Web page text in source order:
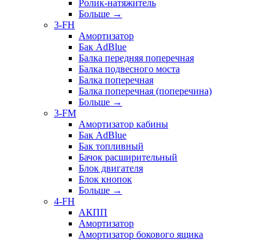
Ролик-натяжитель
Больше →
3-FH
Амортизатор
Бак AdBlue
Балка передняя поперечная
Балка подвесного моста
Балка поперечная
Балка поперечная (поперечина)
Больше →
3-FM
Амортизатор кабины
Бак AdBlue
Бак топливный
Бачок расширительный
Блок двигателя
Блок кнопок
Больше →
4-FH
АКПП
Амортизатор
Амортизатор бокового ящика